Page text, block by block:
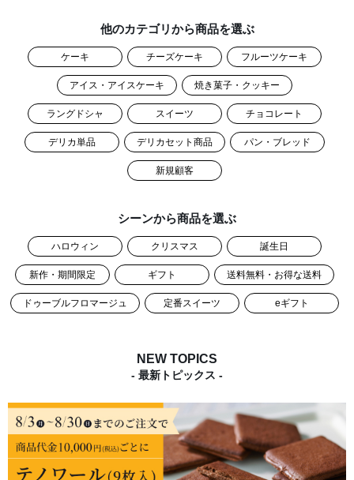
他のカテゴリから商品を選ぶ
ケーキ チーズケーキ フルーツケーキ
アイス・アイスケーキ 焼き菓子・クッキー
ラングドシャ スイーツ チョコレート
デリカ単品 デリカセット商品 パン・ブレッド
新規顧客
シーンから商品を選ぶ
ハロウィン クリスマス 誕生日
新作・期間限定 ギフト 送料無料・お得な送料
ドゥーブルフロマージュ 定番スイーツ eギフト
NEW TOPICS
- 最新トピックス -